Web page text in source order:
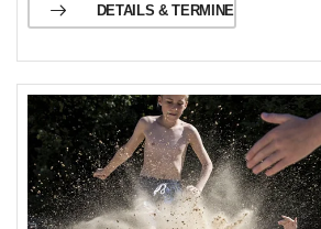
DETAILS & TERMINE